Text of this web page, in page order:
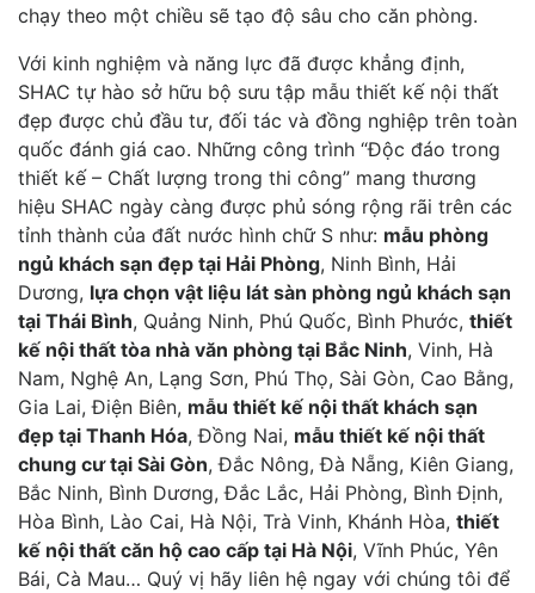
chạy theo một chiều sẽ tạo độ sâu cho căn phòng.
Với kinh nghiệm và năng lực đã được khẳng định,
SHAC tự hào sở hữu bộ sưu tập mẫu thiết kế nội thất
đẹp được chủ đầu tư, đối tác và đồng nghiệp trên toàn
quốc đánh giá cao. Những công trình “Độc đáo trong
thiết kế – Chất lượng trong thi công” mang thương
hiệu SHAC ngày càng được phủ sóng rộng rãi trên các
tỉnh thành của đất nước hình chữ S như: mẫu phòng
ngủ khách sạn đẹp tại Hải Phòng, Ninh Bình, Hải
Dương, lựa chọn vật liệu lát sàn phòng ngủ khách sạn
tại Thái Bình, Quảng Ninh, Phú Quốc, Bình Phước, thiết
kế nội thất tòa nhà văn phòng tại Bắc Ninh, Vinh, Hà
Nam, Nghệ An, Lạng Sơn, Phú Thọ, Sài Gòn, Cao Bằng,
Gia Lai, Điện Biên, mẫu thiết kế nội thất khách sạn
đẹp tại Thanh Hóa, Đồng Nai, mẫu thiết kế nội thất
chung cư tại Sài Gòn, Đắc Nông, Đà Nẵng, Kiên Giang,
Bắc Ninh, Bình Dương, Đắc Lắc, Hải Phòng, Bình Định,
Hòa Bình, Lào Cai, Hà Nội, Trà Vinh, Khánh Hòa, thiết
kế nội thất căn hộ cao cấp tại Hà Nội, Vĩnh Phúc, Yên
Bái, Cà Mau… Quý vị hãy liên hệ ngay với chúng tôi để